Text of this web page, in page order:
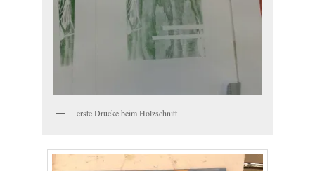
erste Drucke beim Holzschnitt